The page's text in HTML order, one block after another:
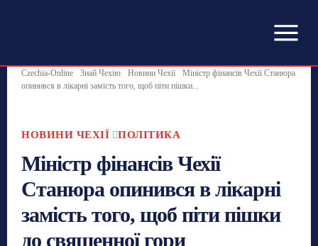
Czechia-Online Знай Чехію Новини Чехії
Міністр фінансів Чехії Станюра
опинився в лікарні замість того, щоб піти пішки...
НОВИНИ ЧЕХІЇ ПОЛІТИКА
Міністр фінансів Чехії
Станюра опинився в лікарні
замість того, щоб піти пішки
до священної гори